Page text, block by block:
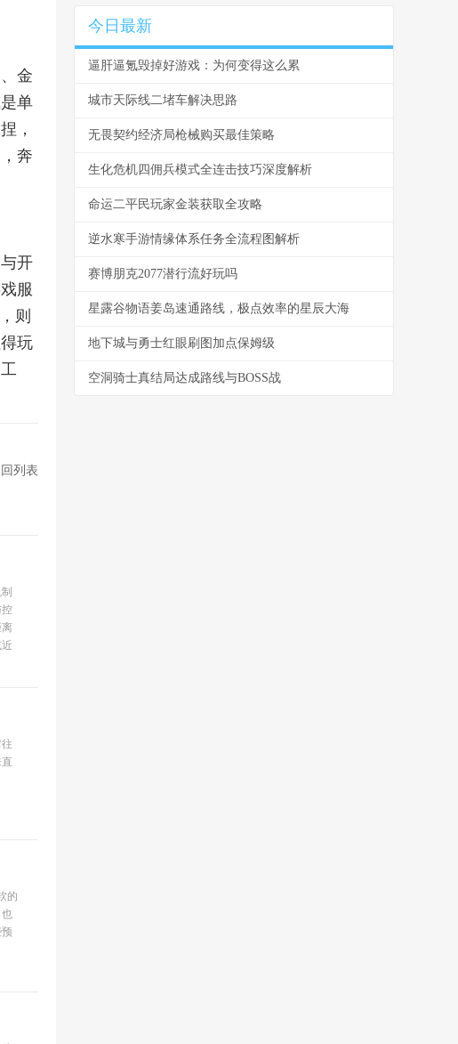
金
单
，
奔
开
服
则
玩
列表
的
今日最新
逼肝逼氪毁掉好游戏：为何变得这么累
城市天际线二堵车解决思路
无畏契约经济局枪械购买最佳策略
生化危机四佣兵模式全连击技巧深度解析
命运二平民玩家金装获取全攻略
逆水寒手游情缘体系任务全流程图解析
赛博朋克2077潜行流好玩吗
星露谷物语姜岛速通路线，极点效率的星辰大海
地下城与勇士红眼刷图加点保姆级
空洞骑士真结局达成路线与BOSS战